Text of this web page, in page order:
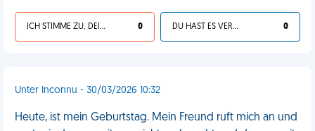
ICH STIMME ZU, DEIN LEBEN IST SCHEISSE 0 DU HAST ES VERDIENT 0
Unter Inconnu - 30/03/2026 10:32
Heute, ist mein Geburtstag. Mein Freund ruft mich an und